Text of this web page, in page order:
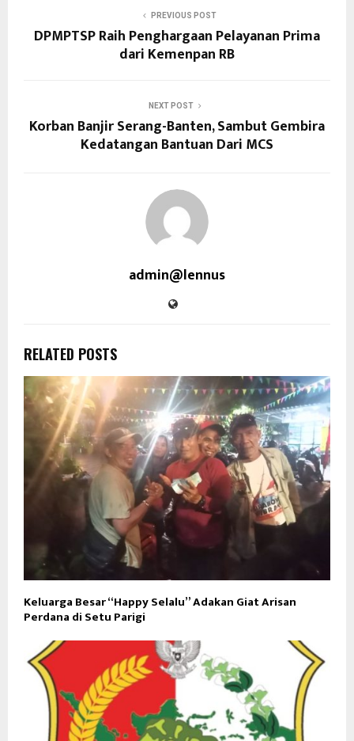
PREVIOUS POST
DPMPTSP Raih Penghargaan Pelayanan Prima
dari Kemenpan RB
NEXT POST
Korban Banjir Serang-Banten, Sambut Gembira
Kedatangan Bantuan Dari MCS
admin@lennus
RELATED POSTS
Keluarga Besar “Happy Selalu” Adakan Giat Arisan
Perdana di Setu Parigi